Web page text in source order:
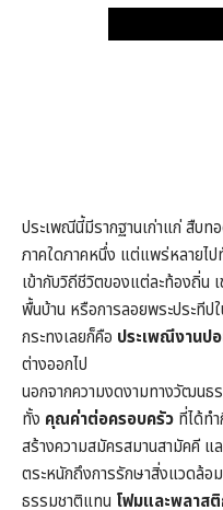
ประเพณีนี้มีรากฐานเก่าแก่ สืบท
ภาคใดภาคหนึ่ง แต่แพร่หลายไป
เข้ากับวิถีชีวิตของแต่ละท้องถิ่น
พื้นบ้าน หรือการลอยพระประทีป
กระทงเลยก็คือ ประเพณีงานป
ต่างออกไป
นอกจากความงดงามทางวัฒนธ
ทั้ง คุณค่าต่อครอบครัว ที่ได้ท
สร้างความสมัครสมานสามัคคี แ
ตระหนักถึงการรักษาสิ่งแวดล้อม
ธรรมชาติแทน โฟมและพลาส